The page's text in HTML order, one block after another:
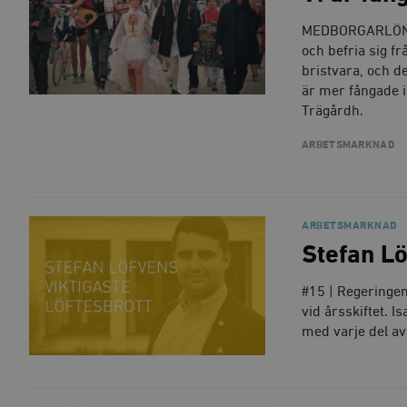
och befria sig
bristvara, och
är mer fångade
Trägårdh.
ARBETSMARKNAD
ARBETSMARKNAD
Stefan
#15 |
vid årsskiftet.
med varje del
{32}
__cf_bm
Namn
_ga
Namn
YSC